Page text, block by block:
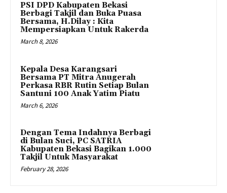
PSI DPD Kabupaten Bekasi
Berbagi Takjil dan Buka Puasa
Bersama, H.Dilay : Kita
Mempersiapkan Untuk Rakerda
March 8, 2026
Kepala Desa Karangsari
Bersama PT Mitra Anugerah
Perkasa RBR Rutin Setiap Bulan
Santuni 100 Anak Yatim Piatu
March 6, 2026
Dengan Tema Indahnya Berbagi
di Bulan Suci, PC SATRIA
Kabupaten Bekasi Bagikan 1.000
Takjil Untuk Masyarakat
February 28, 2026